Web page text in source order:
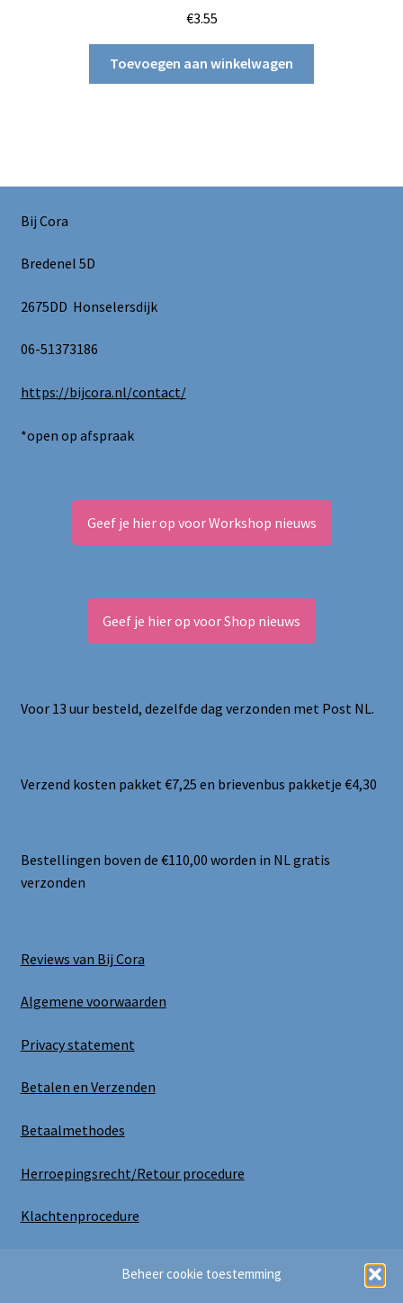
Beheer cookie toestemming
€3.55
Toevoegen aan winkelwagen
Bij Cora
Bredenel 5D
2675DD Honselersdijk
06-51373186
https://bijcora.nl/contact/
*open op afspraak
Geef je hier op voor Workshop nieuws
Geef je hier op voor Shop nieuws
Voor 13 uur besteld, dezelfde dag verzonden met Post NL.
Verzend kosten pakket €7,25 en brievenbus pakketje €4,30
Bestellingen boven de €110,00 worden in NL gratis
verzonden
Reviews van Bij Cora
Algemene voorwaarden
Privacy statement
Betalen en Verzenden
Betaalmethodes
Herroepingsrecht/Retour procedure
Klachtenprocedure